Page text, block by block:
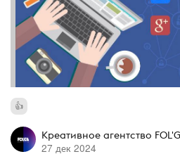
Креативное агентство
27 дек 2024